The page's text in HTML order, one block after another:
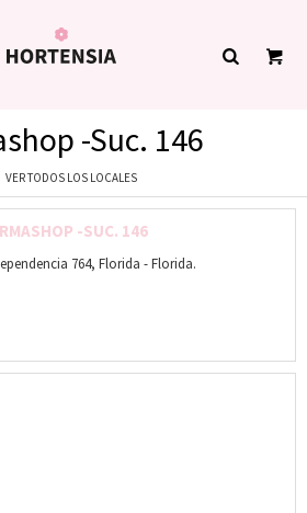
-Suc. 146
VER TODOS LOS LOCALES
-SUC. 146
764, Florida - Florida.